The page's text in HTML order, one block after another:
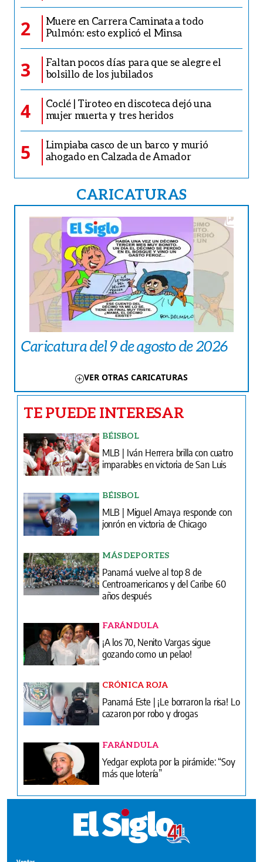
2
Muere en Carrera Caminata a todo
Pulmón: esto explicó el Minsa
3
Faltan pocos días para que se alegre el
bolsillo de los jubilados
4
Coclé | Tiroteo en discoteca dejó una
mujer muerta y tres heridos
5
Limpiaba casco de un barco y murió
ahogado en Calzada de Amador
CARICATURAS
Caricatura del 9 de agosto de 2026
VER OTRAS CARICATURAS
TE PUEDE INTERESAR
BÉISBOL
MLB | Iván Herrera brilla con cuatro
imparables en victoria de San Luis
BÉISBOL
MLB | Miguel Amaya responde con
jonrón en victoria de Chicago
MÁS DEPORTES
Panamá vuelve al top 8 de
Centroamericanos y del Caribe 60
años después
FARÁNDULA
¡A los 70, Nenito Vargas sigue
gozando como un pelao!
CRÓNICA ROJA
Panamá Este | ¡Le borraron la risa! Lo
cazaron por robo y drogas
FARÁNDULA
Yedgar explota por la pirámide: “Soy
más que lotería”